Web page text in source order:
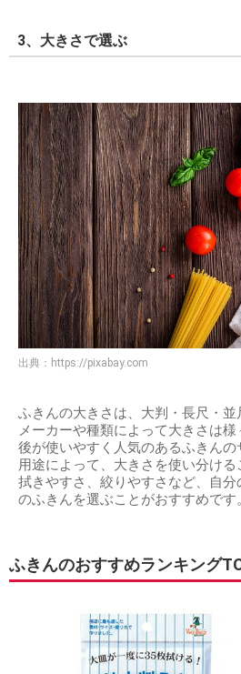
3、大きさで選ぶ
出典： https://pixabay.com
ふきんの大きさは、大判・長尺・並
メーカーや種類によって大きさは
後が使いやすく人気のあるふきんの
用途によって、大きさを使い分ける
拭きやすさ、絞りやすさなど、自分
のふきんを選ぶことがおすすめです。
ふきんのおすすめランキング